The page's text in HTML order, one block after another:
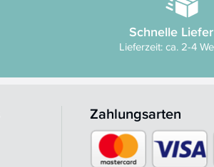
Schnelle
Lieferzeit: ca. 2-4
Zahlungsarten